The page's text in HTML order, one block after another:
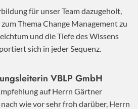
für unser Team dazugeholt,
Thema Change Management zu
und die Tiefe des Wissens
sich in jeder Sequenz.
VBLP GmbH
auf Herrn Gärtner
wie vor sehr froh darüber, Herrn